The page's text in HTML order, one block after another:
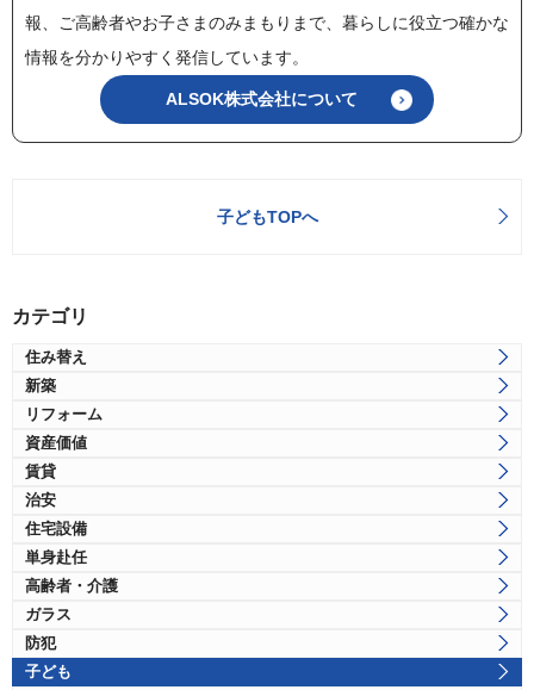
報、ご高齢者やお子さまのみまもりまで、暮らしに役立つ確かな
情報を分かりやすく発信しています。
ALSOK株式会社について
子どもTOPへ
カテゴリ
住み替え
新築
リフォーム
資産価値
賃貸
治安
住宅設備
単身赴任
高齢者・介護
ガラス
防犯
子ども